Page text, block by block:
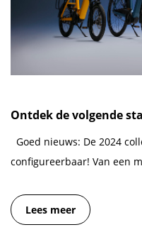
Ontdek de volgende
Goed nieuws: De 2024
configureerbaar! Van een
Lees meer